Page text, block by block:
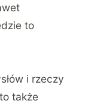
to
i rzeczy
także